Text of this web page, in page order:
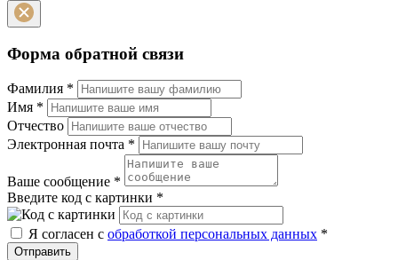
Форма обратной связи
Фамилия *
Имя *
Отчество
Электронная почта *
Ваше сообщение *
Введите код с картинки *
Я согласен с обработкой персональных данных *
Отправить